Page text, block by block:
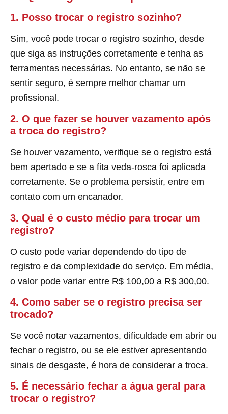
1. Posso trocar o registro sozinho?
Sim, você pode trocar o registro sozinho, desde
que siga as instruções corretamente e tenha as
ferramentas necessárias. No entanto, se não se
sentir seguro, é sempre melhor chamar um
profissional.
2. O que fazer se houver vazamento após
a troca do registro?
Se houver vazamento, verifique se o registro está
bem apertado e se a fita veda-rosca foi aplicada
corretamente. Se o problema persistir, entre em
contato com um encanador.
3. Qual é o custo médio para trocar um
registro?
O custo pode variar dependendo do tipo de
registro e da complexidade do serviço. Em média,
o valor pode variar entre R$ 100,00 a R$ 300,00.
4. Como saber se o registro precisa ser
trocado?
Se você notar vazamentos, dificuldade em abrir ou
fechar o registro, ou se ele estiver apresentando
sinais de desgaste, é hora de considerar a troca.
5. É necessário fechar a água geral para
trocar o registro?